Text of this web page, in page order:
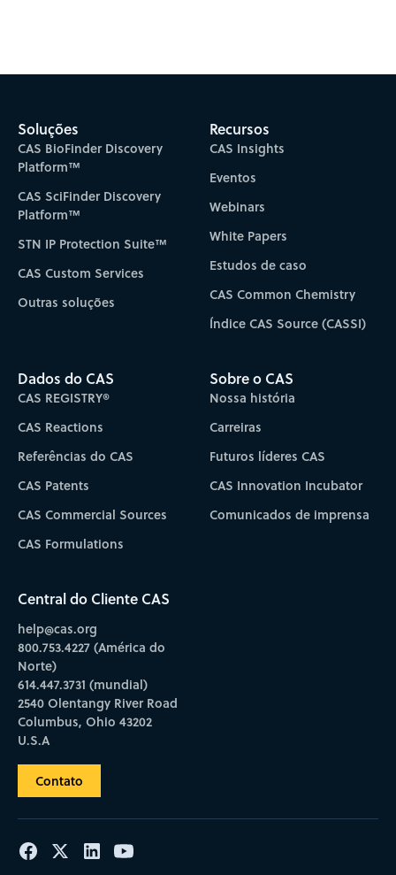
Soluções
CAS BioFinder Discovery
Platform™
CAS SciFinder Discovery
Platform™
STN IP Protection Suite™
CAS Custom Services
Outras soluções
Recursos
CAS Insights
Eventos
Webinars
White Papers
Estudos de caso
CAS Common Chemistry
Índice CAS Source (CASSI)
Dados do CAS
CAS REGISTRY®
CAS Reactions
Referências do CAS
CAS Patents
CAS Commercial Sources
CAS Formulations
Sobre o CAS
Nossa história
Carreiras
Futuros líderes CAS
CAS Innovation Incubator
Comunicados de imprensa
Central do Cliente CAS
help@cas.org
800.753.4227 (América do
Norte)
614.447.3731 (mundial)
2540 Olentangy River Road
Columbus, Ohio 43202
U.S.A
Contato